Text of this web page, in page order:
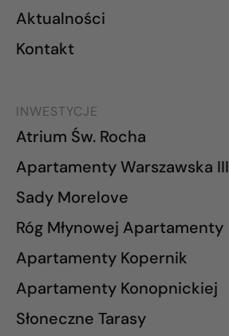
Aktualności
Kontakt
INWESTYCJE
Atrium Św. Rocha
Apartamenty Warszawska III
Sady Morelove
Róg Młynowej Apartamenty
Apartamenty Kopernik
Apartamenty Konopnickiej
Słoneczne Tarasy